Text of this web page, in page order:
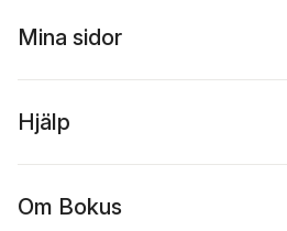
Mina sidor
Hjälp
Om Bokus